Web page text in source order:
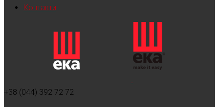
Контакти
+38 (044) 392 72 72